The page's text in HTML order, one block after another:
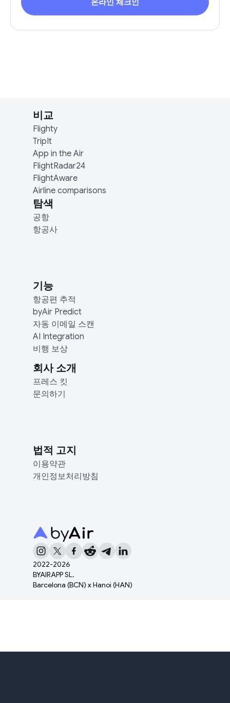
온라인 체크인
2022-2026
BYAIRAPP SL.
Barcelona (BCN) x Hanoi (HAN)
비교
Flighty
TripIt
App in the Air
FlightRadar24
FlightAware
Airline comparisons
탐색
공항
항공사
기능
항공편 추적
byAir Predict
자동 이메일 스캔
AI Integration
비행 보상
회사 소개
프레스 킷
문의하기
법적 고지
이용약관
개인정보처리방침